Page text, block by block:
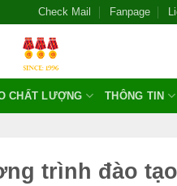
Check Mail Fanpage
CHẤT LƯỢNG THÔNG TIN
trình đào